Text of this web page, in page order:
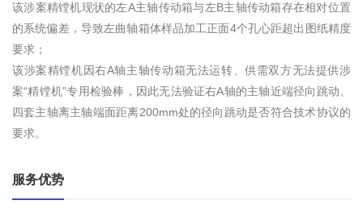
该涉案精镗机现状的左A主轴传动箱与左B主轴传动箱存在相对位置
的系统偏差，导致左曲轴箱体样品加工正面4个孔心距超出图纸精度
要求；
该涉案精镗机因右A轴主轴传动箱无法运转、供需双方无法提供涉
案“精镗机”专用检验棒，因此无法验证右A轴的主轴近端径向跳动、
四套主轴离主轴端面距离200mm处的径向跳动是否符合技术协议的
要求。
服务优势